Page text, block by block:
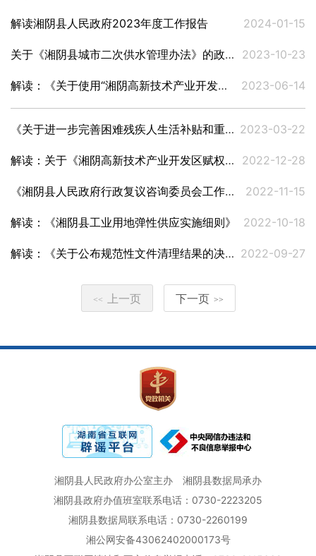
解读湘阴县人民政府2023年度工作报告 2024-01-15
关于《湘阴县城市二次供水管理办法》的政策解读 2023-10-23
解读：《关于使用“湘阴高新技术产业开发区管理委员会行政审批服务专用章”的通知》 2023-06-14
《关于进一步完善困难残疾人生活补贴和重度残疾人护理补贴制度的实施意见》解读 2023-03-22
解读：关于《湘阴高新技术产业开发区赋权工作实施方案》 2022-12-28
《湘阴县人民政府行政复议咨询委员会工作规则》解读 2022-11-15
解读：《湘阴县工业用地弹性供应实施细则》 2022-10-18
解读：《关于公布规范性文件清理结果的决定》 2022-09-27
<< 上一页 下一页 >>
湘阴县人民政府办公室主办
湘阴县数据局承办
湘阴县政府办值班室联系电话：0730-2223205
湘阴县数据局联系电话：0730-2260199
湘公网安备43062402000173号